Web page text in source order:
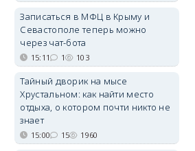
Записаться в МФЦ в Крыму и
Севастополе теперь можно
через чат-бота
15:11 1 103
Тайный дворик на мысе
Хрустальном: как найти место
отдыха, о котором почти никто не
знает
15:00 15 1960